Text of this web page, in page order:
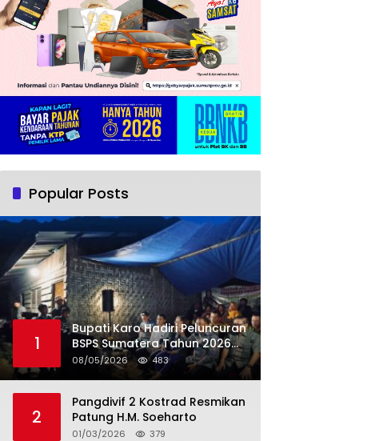
Popular Posts
1
Bupati Karo Hadiri Peluncuran
BSPS Sumatera Tahun 2026
Secarra Daring
08/05/2026 483
2
Pangdivif 2 Kostrad Resmikan
Patung H.M. Soeharto
01/03/2026 379